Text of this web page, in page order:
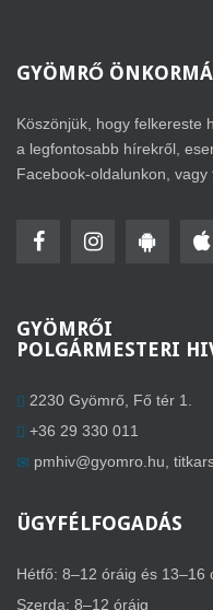
GYÖMRŐ
Köszönjük, hogy felkereste
a legfontosabb hírekről,
Facebook-oldalunkon,
GYÖMRŐI
POLGÁRMESTERI
2230 Gyömrő, Fő tér 1.
+36 29 330 011
pmhiv@gyomro.hu,
ÜGYFÉLFOGADÁS
Hétfő: 8–12 óráig és 13–16
Szerda: 8–12 óráig